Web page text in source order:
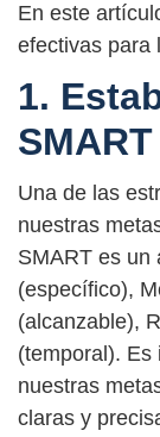
En este
efectivas para
1.
SMART
Una de las
nuestras
SMART es un
(específico),
(alcanzable),
(temporal). Es
nuestras
claras y